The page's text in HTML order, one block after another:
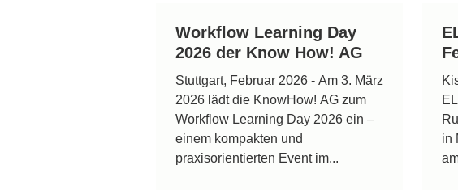
Workflow Learning Day
2026 der Know How! AG
Stuttgart, Februar 2026 - Am 3. März
2026 lädt die KnowHow! AG zum
Workflow Learning Day 2026 ein –
einem kompakten und
praxisorientierten Event im...
in